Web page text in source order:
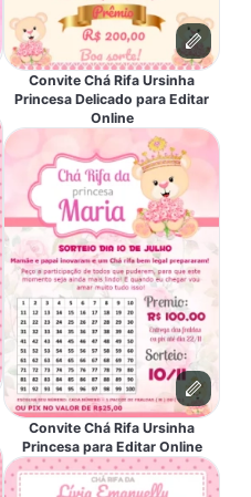
Convite Chá Rifa Ursinha
Princesa Delicado para Editar
Online
Convite Chá Rifa Ursinha
Princesa para Editar Online